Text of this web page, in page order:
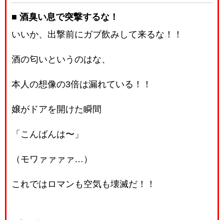
■ 酒臭い息で突撃するな！
いいか、出撃前にガブ飲みして来るな！！
酒の匂いというのはな、
本人の想像の3倍は漏れている！！
嬢がドアを開けた瞬間
「こんばんは〜」
（モワァァァァ…）
これではロマンも空気も壊滅だ！！